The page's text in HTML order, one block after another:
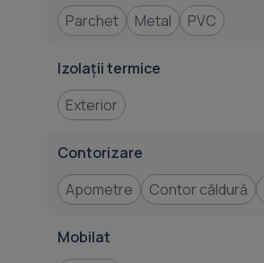
Parchet
Metal PVC
Izolații termice
Exterior
Contorizare
Apometre
Contor căldură
Mobilat